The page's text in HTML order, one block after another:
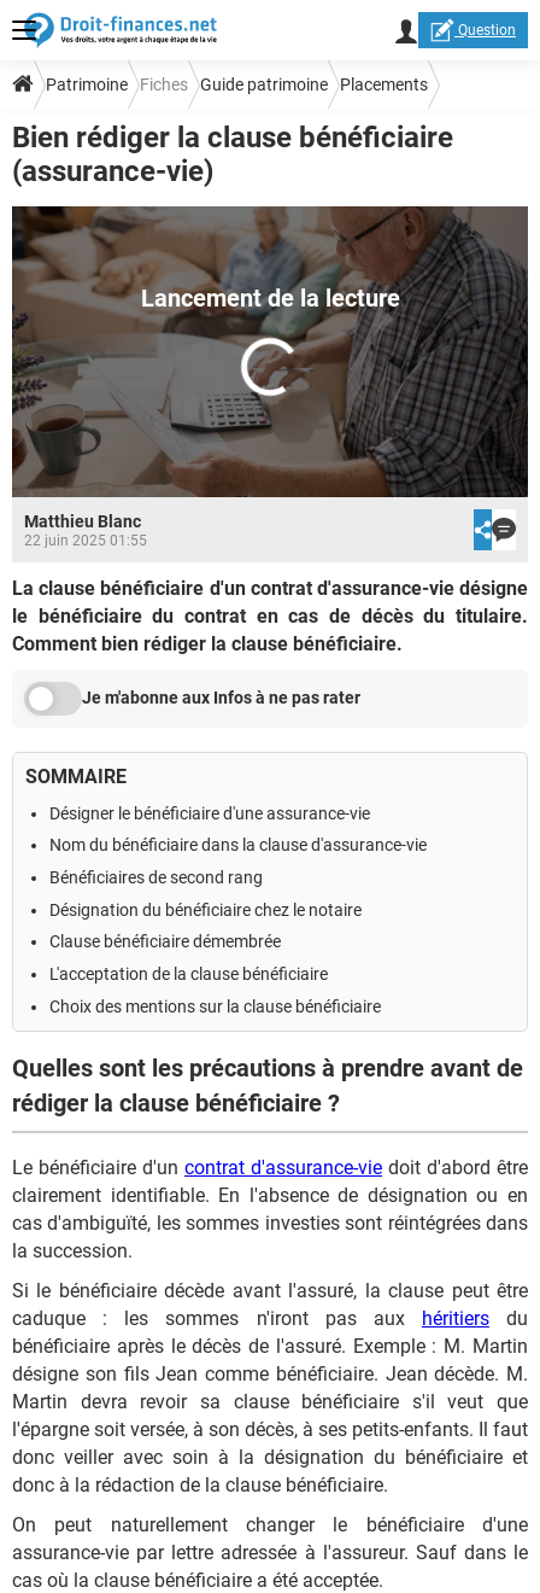
Question
Patrimoine Fiches Guide patrimoine Placements
Epargne et assurance-vie
Bien rédiger la clause bénéficiaire
(assurance-vie)
Matthieu Blanc
22 juin 2025 01:55
La clause bénéficiaire d'un contrat d'assurance-vie désigne
le bénéficiaire du contrat en cas de décès du titulaire.
Comment bien rédiger la clause bénéficiaire.
Je m'abonne aux Infos à ne pas rater
SOMMAIRE
Désigner le bénéficiaire d'une assurance-vie
Nom du bénéficiaire dans la clause d'assurance-vie
Bénéficiaires de second rang
Désignation du bénéficiaire chez le notaire
Clause bénéficiaire démembrée
L'acceptation de la clause bénéficiaire
Choix des mentions sur la clause bénéficiaire
Quelles sont les précautions à prendre avant de
rédiger la clause bénéficiaire ?
Le bénéficiaire d'un contrat d'assurance-vie doit d'abord être
clairement identifiable. En l'absence de désignation ou en
cas d'ambiguïté, les sommes investies sont réintégrées dans
la succession.
Si le bénéficiaire décède avant l'assuré, la clause peut être
caduque : les sommes n'iront pas aux héritiersdu
bénéficiaire après le décès de l'assuré. Exemple : M. Martin
désigne son fils Jean comme bénéficiaire. Jean décède. M.
Martin devra revoir sa clause bénéficiaire s'il veut que
l'épargne soit versée, à son décès, à ses petits-enfants. Il faut
donc veiller avec soin à la désignation du bénéficiaire et
donc à la rédaction de la clause bénéficiaire.
On peut naturellement changer le bénéficiaire d'une
assurance-vie par lettre adressée à l'assureur. Sauf dans le
cas où la clause bénéficiaire a été acceptée.